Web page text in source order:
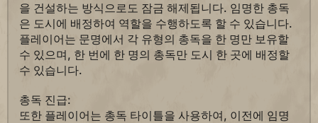
을 건설하는 방식으로도 잠금 해제됩니다. 임명한 총독
은 도시에 배정하여 역할을 수행하도록 할 수 있습니다.
플레이어는 문명에서 각 유형의 총독을 한 명만 보유할
수 있으며, 한 번에 한 명의 총독만 도시 한 곳에 배정할
수 있습니다.
총독 진급:
또한 플레이어는 총독 타이틀을 사용하여, 이전에 임명